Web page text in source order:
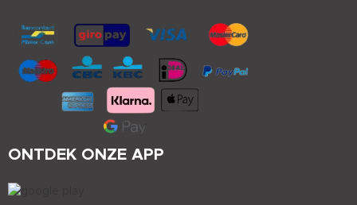
ONTDEK ONZE APP